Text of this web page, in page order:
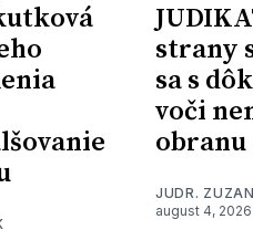
strany
sa s
voči
obranu
JUDR.
august 4, 2026